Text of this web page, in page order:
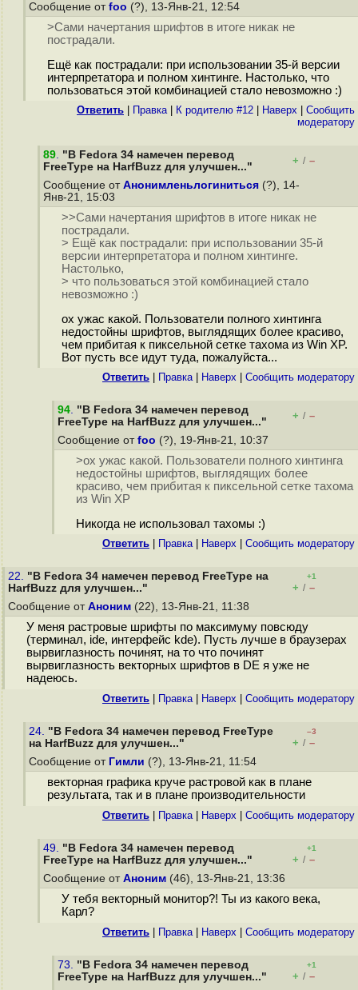
Сообщение от foo (?), 13-Янв-21, 12:54
>Сами начертания шрифтов в итоге никак не
пострадали.
Ещё как пострадали: при использовании 35-й версии
интерпретатора и полном хинтинге. Настолько, что
пользоваться этой комбинацией стало невозможно :)
Ответить Правка| К родителю #12 Наверх
Cообщить
модератору
89. "В Fedora 34 намечен перевод
FreeType на HarfBuzz для улучшен..."
+ / –
Сообщение от Анонимленьлогиниться (?), 14-
Янв-21, 15:03
>>Сами начертания шрифтов в итоге никак не
пострадали.
> Ещё как пострадали: при использовании 35-й
версии интерпретатора и полном хинтинге.
Настолько,
> что пользоваться этой комбинацией стало
невозможно :)
ох ужас какой. Пользователи полного хинтинга
недостойны шрифтов, выглядящих более красиво,
чем прибитая к пиксельной сетке тахома из Win XP.
Вот пусть все идут туда, пожалуйста...
Ответить Правка| Наверх Cообщить модератору
94. "В Fedora 34 намечен перевод
FreeType на HarfBuzz для улучшен..."
+ / –
Сообщение от foo (?), 19-Янв-21, 10:37
>ох ужас какой. Пользователи полного хинтинга
недостойны шрифтов, выглядящих более
красиво, чем прибитая к пиксельной сетке тахома
из Win XP
Никогда не использовал тахомы :)
Ответить Правка| Наверх Cообщить модератору
22. "В Fedora 34 намечен перевод FreeType на
HarfBuzz для улучшен..."
+1
+ / –
Сообщение от Аноним (22), 13-Янв-21, 11:38
У меня растровые шрифты по максимуму повсюду
(терминал, ide, интерфейс kde). Пусть лучше в браузерах
вырвиглазность починят, на то что починят
вырвиглазность векторных шрифтов в DE я уже не
надеюсь.
Ответить Правка| Наверх Cообщить модератору
24. "В Fedora 34 намечен перевод FreeType
на HarfBuzz для улучшен..."
–3
+ / –
Сообщение от Гимли (?), 13-Янв-21, 11:54
векторная графика круче растровой как в плане
результата, так и в плане производительности
Ответить Правка| Наверх Cообщить модератору
49. "В Fedora 34 намечен перевод
FreeType на HarfBuzz для улучшен..."
+1
+ / –
Сообщение от Аноним (46), 13-Янв-21, 13:36
У тебя векторный монитор?! Ты из какого века,
Карл?
Ответить Правка| Наверх Cообщить модератору
73. "В Fedora 34 намечен перевод
FreeType на HarfBuzz для улучшен..."
+1
+ / –